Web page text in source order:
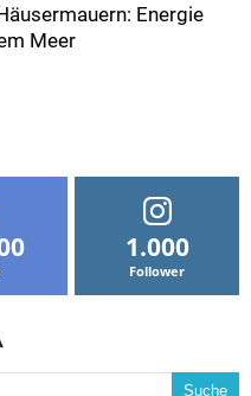
Energie
Meer
1.000
Follower